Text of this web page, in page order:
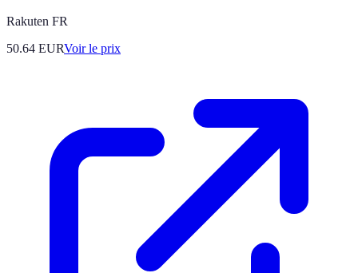
Rakuten FR
50.64 EURVoir le prix